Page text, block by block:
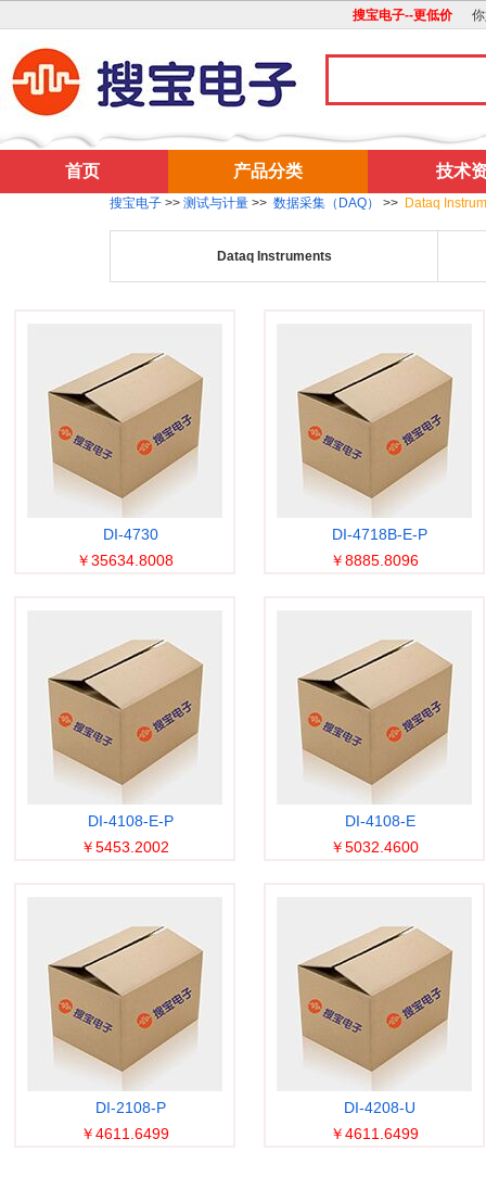
搜宝电子--更低价
首页 产品分类 技术
搜宝电子 >> 测试与计量 >> 数据采集（DAQ） >> Dataq
Dataq Instruments
DI-4730
￥35634.8008
DI-4718B-E-P
￥8885.8096
DI-4108-E-P
￥5453.2002
DI-4108-E
￥5032.4600
DI-2108-P
￥4611.6499
DI-4208-U
￥4611.6499